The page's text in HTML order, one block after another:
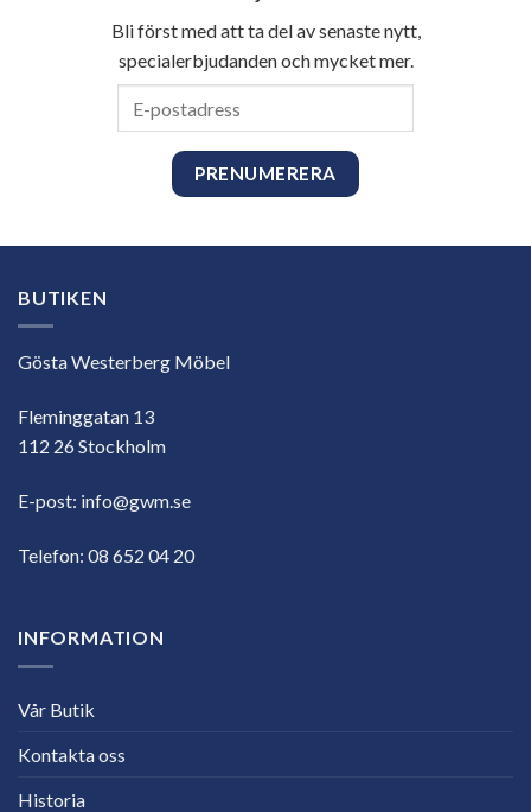
Bli först med att ta del av senaste nytt,
specialerbjudanden och mycket mer.
BUTIKEN
Gösta Westerberg Möbel
Fleminggatan 13
112 26 Stockholm
E-post: info@gwm.se
Telefon: 08 652 04 20
INFORMATION
Vår Butik
Kontakta oss
Historia